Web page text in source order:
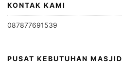
KONTAK KAMI
087877691539
PUSAT KEBUTUHAN MASJID